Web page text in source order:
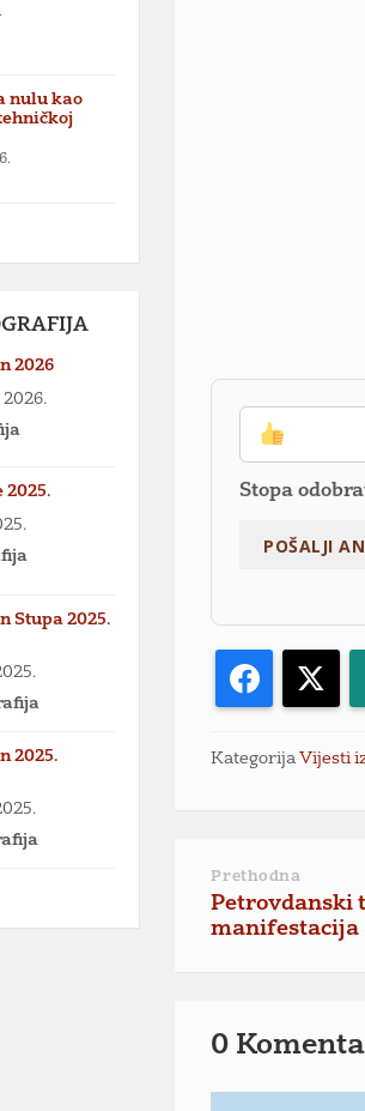
Stopa
Facebook
Kategorija Vijesti
Prethodna
Petrovdanski
manifestacija
0
nulu kao
2026
2025.
Stupa 2025.
2025.